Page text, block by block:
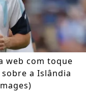
web com toque
a Islândia